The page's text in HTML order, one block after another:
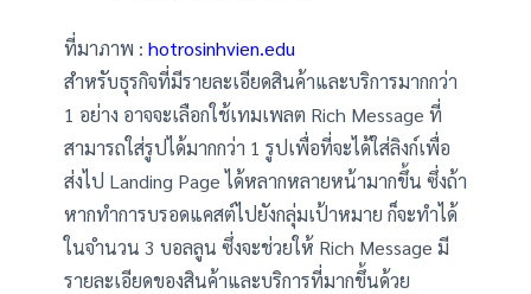
ที่มาภาพ : hotrosinhvien.edu
สำหรับธุรกิจที่มีรายละเอียดสินค้าและบริการมากกว่า
1 อย่าง อาจจะเลือกใช้เทมเพลต Rich Message ที่
สามารถใส่รูปได้มากกว่า 1 รูปเพื่อที่จะได้ใส่ลิงก์เพื่อ
ส่งไป Landing Page ได้หลากหลายหน้ามากขึ้น ซึ่งถ้า
หากทำการบรอดแคสต์ไปยังกลุ่มเป้าหมาย ก็จะทำได้
ในจำนวน 3 บอลลูน ซึ่งจะช่วยให้ Rich Message มี
รายละเอียดของสินค้าและบริการที่มากขึ้นด้วย